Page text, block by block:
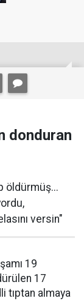
donduran
öldürmüş...
versin"
19
17
tıptan almaya